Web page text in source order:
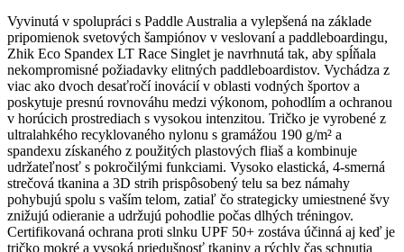
LT
Race
Singlet
–
limetková
Vyvinutá v spolupráci s Paddle Australia a vylepšená na základe
pripomienok svetových šampiónov v veslovaní a paddleboardingu,
Zhik Eco Spandex LT Race Singlet je navrhnutá tak, aby spĺňala
nekompromisné požiadavky elitných paddleboardistov. Vychádza z
viac ako dvoch desaťročí inovácií v oblasti vodných športov a
poskytuje presnú rovnováhu medzi výkonom, pohodlím a ochranou
v horúcich prostrediach s vysokou intenzitou. Tričko je vyrobené z
ultralahkého recyklovaného nylonu s gramážou 190 g/m² a
spandexu získaného z použitých plastových fliaš a kombinuje
udržateľnosť s pokročilými funkciami. Vysoko elastická, 4-smerná
strečová tkanina a 3D strih prispôsobený telu sa bez námahy
pohybujú spolu s vaším telom, zatiaľ čo strategicky umiestnené švy
znižujú odieranie a udržujú pohodlie počas dlhých tréningov.
Certifikovaná ochrana proti slnku UPF 50+ zostáva účinná aj keď je
tričko mokré a vysoká priedušnosť tkaniny a rýchly čas schnutia